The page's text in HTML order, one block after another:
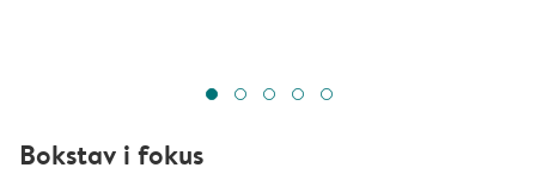
Bokstav i fokus